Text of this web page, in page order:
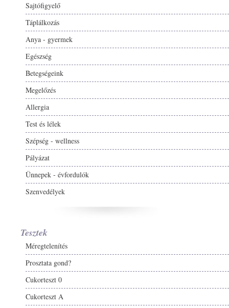
Sajtófigyelő
Táplálkozás
Anya - gyermek
Egészség
Betegségeink
Megelőzés
Allergia
Test és lélek
Szépség - wellness
Pályázat
Ünnepek - évfordulók
Szenvedélyek
Tesztek
Méregtelenítés
Prosztata gond?
Cukorteszt 0
Cukorteszt A